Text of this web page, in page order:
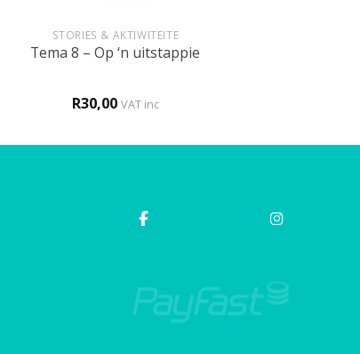
STORIES & AKTIWITEITE
Tema 8 – Op ‘n uitstappie
R30,00 VAT inc